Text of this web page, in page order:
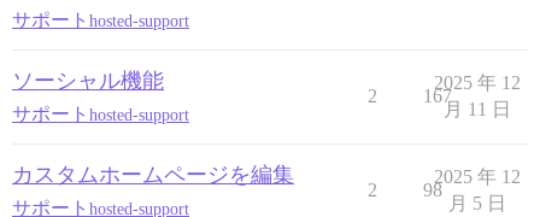
サポート hosted-support
ソーシャル機能
サポート hosted-support
2 167
2025 年 12
月 11 日
カスタムホームページを編集
サポート hosted-support
2 98
2025 年 12
月 5 日